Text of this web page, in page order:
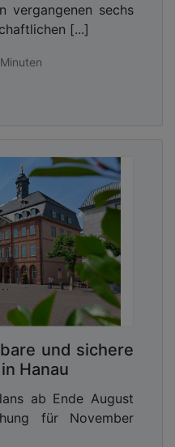
vergangenen sechs
[...]
und sichere
Hanau
ab Ende August
für November